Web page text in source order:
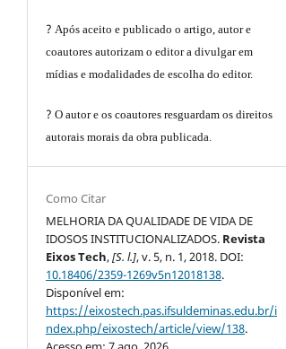
?Após aceito e publicado o artigo, autor e
coautores autorizam o editor a divulgar em
mídias e modalidades de escolha do editor.
?O autor e os coautores resguardam os direitos
autorais morais da obra publicada.
Como Citar
MELHORIA DA QUALIDADE DE VIDA DE
IDOSOS INSTITUCIONALIZADOS. Revista
Eixos Tech,[S. l.], v. 5, n. 1, 2018. DOI:
10.18406/2359-1269v5n12018138.
Disponível em:
https://eixostech.pas.ifsuldeminas.edu.br/i
ndex.php/eixostech/article/view/138.